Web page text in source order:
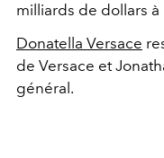
milliards de dollars
Donatella Versace
de Versace et
général.